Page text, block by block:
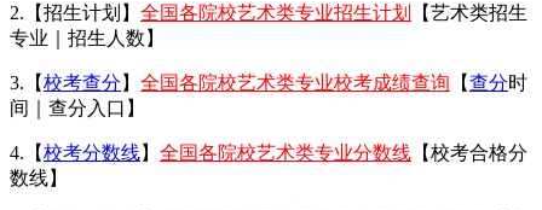
2.【招生计划】 全国各院校艺术类专业招生计划
【艺术类招生
专业｜招生人数】
3.【校考查分 】 全国各院校艺术类专业校考成绩查询 【查分时
间｜查分入口】
4.【校考分数线】 全国各院校艺术类专业分数线 【校考合格分
数线】